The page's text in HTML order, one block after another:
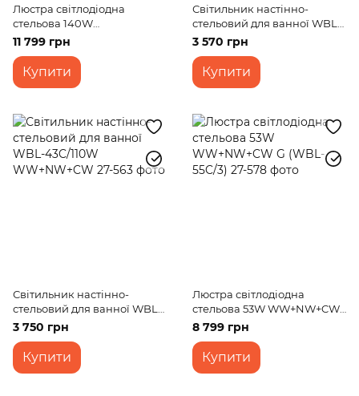
Люстра світлодіодна
стельова 140W
WW+NW+CW WH/G (WBL-
11 799 грн
Купити
Світильник настінно-
стельовий для ванної WBL-
42C/80W WW+NW+CW
3 570 грн
Купити
Світильник настінно-
стельовий для ванної WBL-
43C/110W WW+NW+CW
3 750 грн
Купити
Люстра світлодіодна
стельова 53W WW+NW+CW
G (WBL-55C/3)
8 799 грн
Купити